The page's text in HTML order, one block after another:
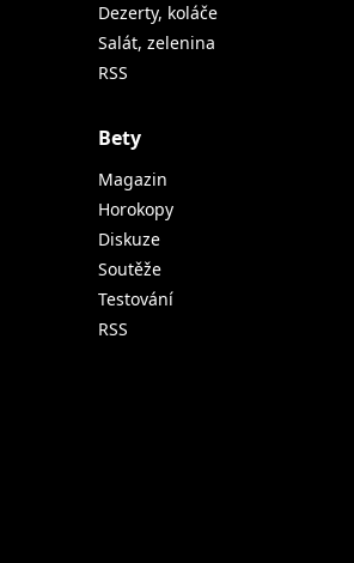
Dezerty, koláče
Salát, zelenina
RSS
Bety
Magazin
Horokopy
Diskuze
Soutěže
Testování
RSS